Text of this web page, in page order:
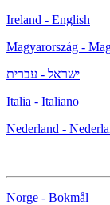
Ireland - English
Magyarország -
ישראל - עברית
Italia - Italiano
Nederland -
Norge - Bokmål